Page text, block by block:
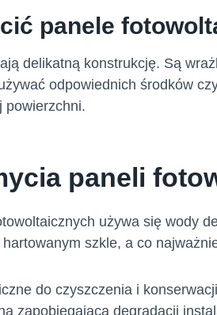
panele
delikatną konstrukcję. Są
odpowiednich środków
powierzchni.
paneli
używa się wody
szkle, a co
do czyszczenia i
zapobiegającą degradacji